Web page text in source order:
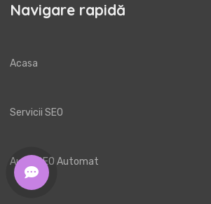
Navigare rapidă
Acasa
Servicii SEO
Audit SEO Automat